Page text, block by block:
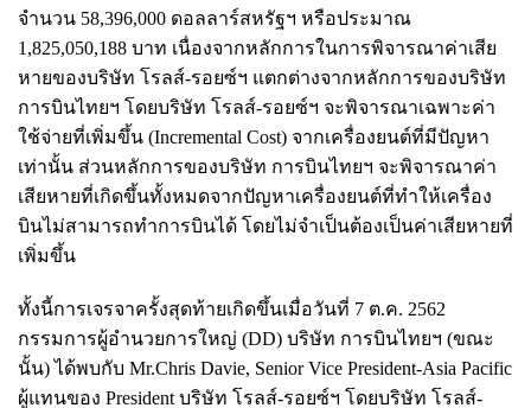
จำนวน 58,396,000 ดอลลาร์สหรัฐฯ หรือประมาณ
1,825,050,188 บาท เนื่องจากหลักการในการพิจารณาค่าเสีย
หายของบริษัท โรลส์-รอยซ์ฯ แตกต่างจากหลักการของบริษัท
การบินไทยฯ โดยบริษัท โรลส์-รอยซ์ฯ จะพิจารณาเฉพาะค่า
ใช้จ่ายที่เพิ่มขึ้น (Incremental Cost) จากเครื่องยนต์ที่มีปัญหา
เท่านั้น ส่วนหลักการของบริษัท การบินไทยฯ จะพิจารณาค่า
เสียหายที่เกิดขึ้นทั้งหมดจากปัญหาเครื่องยนต์ที่ทำให้เครื่อง
บินไม่สามารถทำการบินได้ โดยไม่จำเป็นต้องเป็นค่าเสียหายที่
เพิ่มขึ้น
ทั้งนี้การเจรจาครั้งสุดท้ายเกิดขึ้นเมื่อวันที่ 7 ต.ค. 2562
กรรมการผู้อำนวยการใหญ่ (DD) บริษัท การบินไทยฯ (ขณะ
นั้น) ได้พบกับ Mr.Chris Davie, Senior Vice President-Asia Pacific
ผู้แทนของ President บริษัท โรลส์-รอยซ์ฯ โดยบริษัท โรลส์-